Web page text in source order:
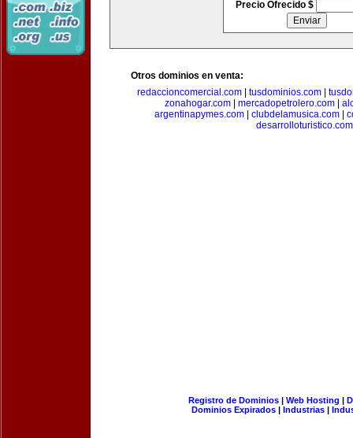
Precio Ofrecido $
Otros dominios en venta:
redaccioncomercial.com| tusdominios.com|
zonahogar.com| mercadopetrolero.com|
argentinapymes.com| clubdelamusica.com|
desarrolloturistico.com
Registro de Dominios| Web Hosting |
Dominios Expirados | Industrias |